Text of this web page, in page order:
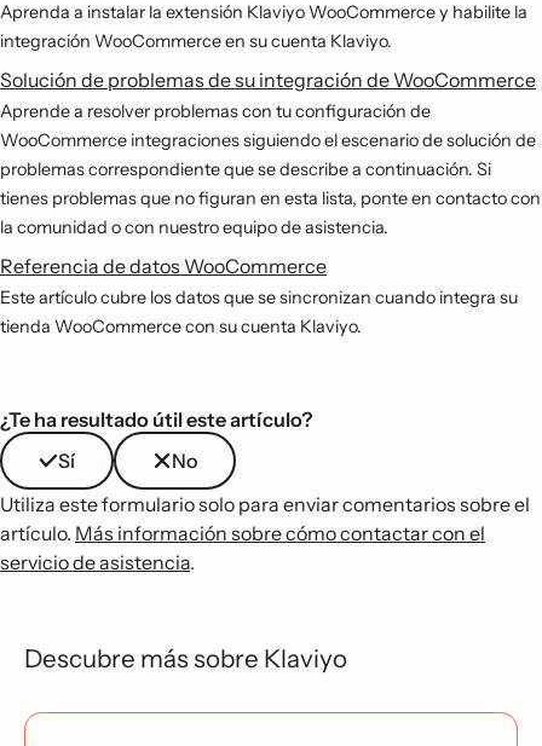
Aprenda a instalar la extensión Klaviyo WooCommerce y habilite la
integración WooCommerce en su cuenta Klaviyo.
Solución de problemas de su integración de WooCommerce
Aprende a resolver problemas con tu configuración de
WooCommerce integraciones siguiendo el escenario de solución de
problemas correspondiente que se describe a continuación. Si
tienes problemas que no figuran en esta lista, ponte en contacto con
la comunidad o con nuestro equipo de asistencia.
Referencia de datos WooCommerce
Este artículo cubre los datos que se sincronizan cuando integra su
tienda WooCommerce con su cuenta Klaviyo.
¿Te ha resultado útil este artículo?
Sí
No
Utiliza este formulario solo para enviar comentarios sobre el
artículo. Más información sobre cómo contactar con el
servicio de asistencia.
Descubre más sobre Klaviyo